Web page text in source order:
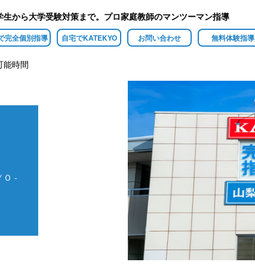
生から大学受験対策まで。プロ家庭教師のマンツーマン指導
完全個別指導 自宅でKATEKYO お問い合わせ 無料体験指導
能時間
Ｏ -